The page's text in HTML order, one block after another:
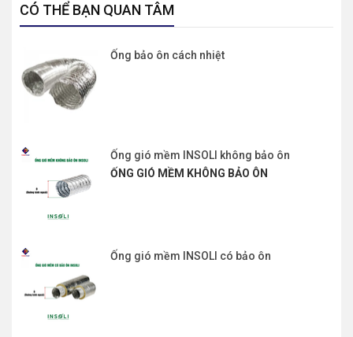
CÓ THỂ BẠN QUAN TÂM
Ống bảo ôn cách nhiệt
Ống gió mềm INSOLI không bảo ôn
ỐNG GIÓ MỀM KHÔNG BẢO ÔN
Ống gió mềm INSOLI có bảo ôn